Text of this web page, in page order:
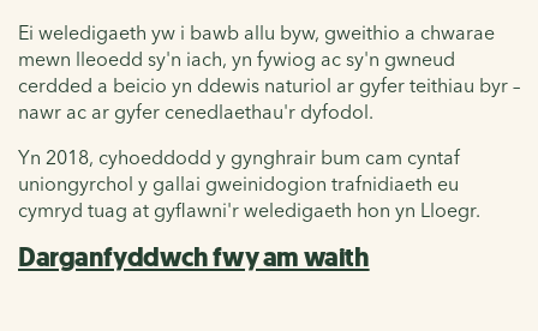
Ei weledigaeth yw i bawb allu byw, gweithio a chwarae
mewn lleoedd sy'n iach, yn fywiog ac sy'n gwneud
cerdded a beicio yn ddewis naturiol ar gyfer teithiau byr –
nawr ac ar gyfer cenedlaethau'r dyfodol.
Yn 2018, cyhoeddodd y gynghrair bum cam cyntaf
uniongyrchol y gallai gweinidogion trafnidiaeth eu
cymryd tuag at gyflawni'r weledigaeth hon yn Lloegr.
Darganfyddwch fwy am waith